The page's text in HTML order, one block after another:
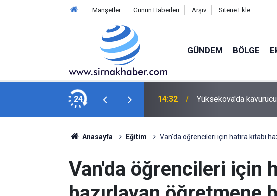
Manşetler Günün Haberleri Arşiv Sitene Ekle
GÜNDEM BÖLGE
24 14:32 Yüksekova'da
Anasayfa Eğitim Van'da öğrencileri için hatıra kitabı
Van'da öğrencileri için